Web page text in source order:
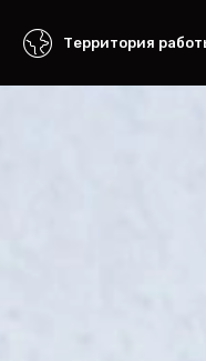
Территория